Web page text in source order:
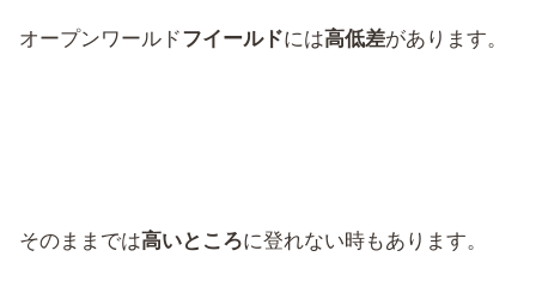
オープンワールドフイールドには高低差があります。
そのままでは高いところに登れない時もあります。